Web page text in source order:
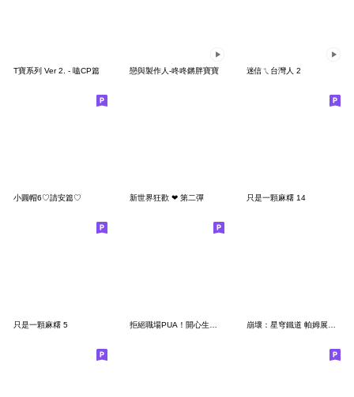
T寶系列 Ver 2. - 嗑CP篇 戀與製作人-咚咚鏘胖寶寶 迷信ㄟ台灣人 2
小圓帽6♡請安篇♡ 新世界狂歡 ❤ 第二彈 只是一顆麻糬 14
只是一顆麻糬 5 拒絕職場PUA！開心生活 開心工作【重製版】 崩壞：星穹鐵道 帕姆展覽館 第二十八彈